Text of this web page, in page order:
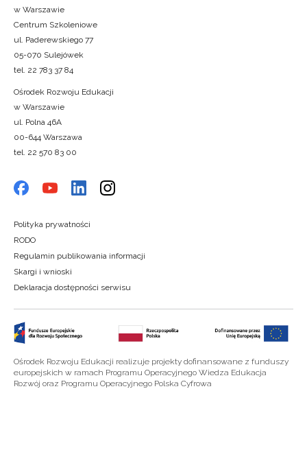
w Warszawie
Centrum Szkoleniowe
ul. Paderewskiego 77
05-070 Sulejówek
tel. 22 783 37 84
Ośrodek Rozwoju Edukacji
w Warszawie
ul. Polna 46A
00-644 Warszawa
tel. 22 570 83 00
Polityka prywatności
RODO
Regulamin publikowania informacji
Skargi i wnioski
Deklaracja dostępności serwisu
Ośrodek Rozwoju Edukacji realizuje projekty dofinansowane z funduszy
europejskich w ramach Programu Operacyjnego Wiedza Edukacja
Rozwój oraz Programu Operacyjnego Polska Cyfrowa